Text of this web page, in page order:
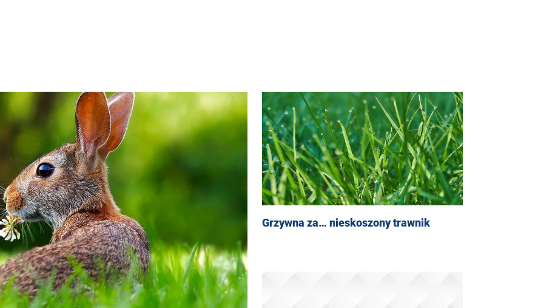
Grzywna za… nieskoszony trawnik